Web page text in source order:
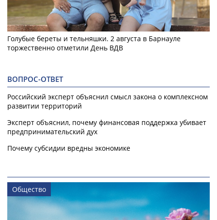
Голубые береты и тельняшки. 2 августа в Барнауле
торжественно отметили День ВДВ
ВОПРОС-ОТВЕТ
Российский эксперт объяснил смысл закона о комплексном
развитии территорий
Эксперт объяснил, почему финансовая поддержка убивает
предпринимательский дух
Почему субсидии вредны экономике
Общество